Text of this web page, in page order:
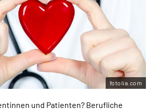
und Patienten? Berufliche
fotolia.com